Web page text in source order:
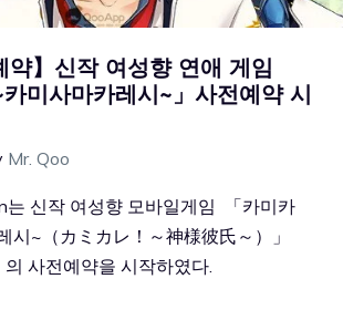
약】신작 여성향 연애 게임
카미사마카레시~」사전예약 시
Mr. Qoo
는 신작 여성향 모바일게임 「카미카
시~（カミカレ！～神様彼氏～）」
의 사전예약을 시작하였다.